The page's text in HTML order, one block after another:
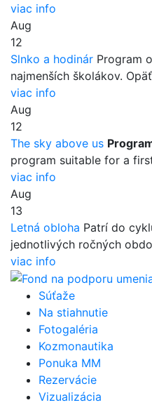
viac info
Aug
12
Slnko a hodinár Program
najmenších školákov.
viac info
Aug
12
The sky above us
program suitable for a
viac info
Aug
13
Letná obloha Patrí do
jednotlivých ročných
viac info
Súťaže
Na stiahnutie
Fotogaléria
Kozmonautika
Ponuka MM
Rezervácie
Vizualizácia